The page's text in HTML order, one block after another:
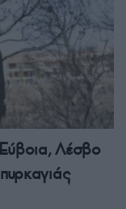
Εύβοια, Λέσβο